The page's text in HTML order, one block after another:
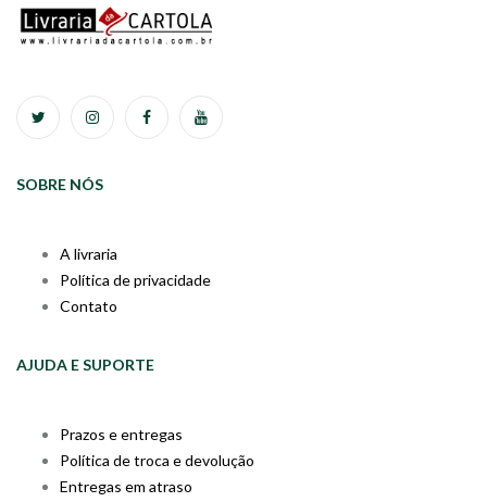
SOBRE NÓS
A livraria
Política de privacidade
Contato
AJUDA E SUPORTE
Prazos e entregas
Política de troca e devolução
Entregas em atraso